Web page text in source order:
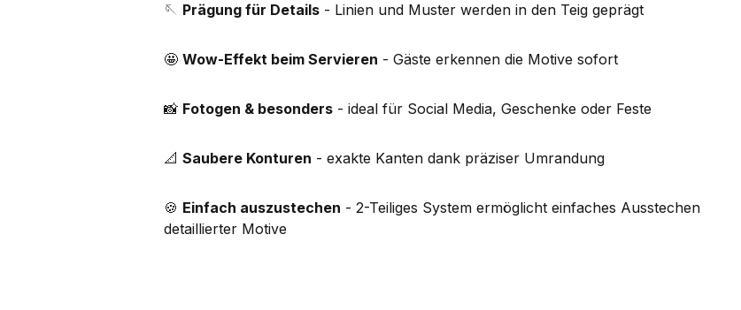
🪡 Prägung für Details - Linien und Muster werden in den Teig geprägt
🤩 Wow-Effekt beim Servieren - Gäste erkennen die Motive sofort
📸 Fotogen & besonders - ideal für Social Media, Geschenke oder Feste
📐 Saubere Konturen - exakte Kanten dank präziser Umrandung
🍪 Einfach auszustechen - 2-Teiliges System ermöglicht einfaches Ausstechen
detaillierter Motive